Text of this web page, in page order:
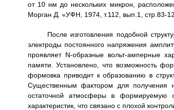
от 10 нм до нескольких микрон,
Морган Д. «УФН, 1974, т.112, вып.1, стр.83-
После изготовления подобной
электроды постоянного напряжения
проявляет N-образные вольт-амперные
памяти. Установлено, что возможность
формовка приводит к образованию в
Существенным фактором для получения
остаточной атмосферы в формируемую
характеристик, что связано с плохой